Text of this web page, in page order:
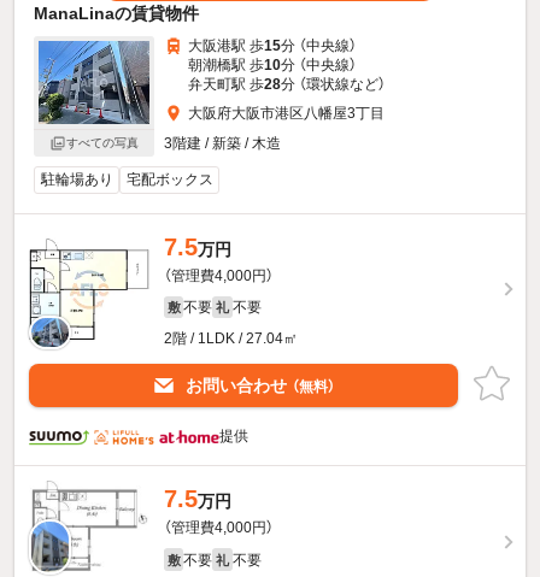
ManaLinaの賃貸物件
すべての写真
大阪港駅 歩15分 （中央線）
朝潮橋駅 歩10分 （中央線）
弁天町駅 歩28分 （環状線など）
大阪府大阪市港区八幡屋3丁目
3階建 / 新築 / 木造
駐輪場あり 宅配ボックス
7.5万円
（管理費4,000円）
敷 不要 礼 不要
2階 / 1LDK / 27.04㎡
お問い合わせ （無料）
提供
7.5万円
（管理費4,000円）
敷 不要 礼 不要